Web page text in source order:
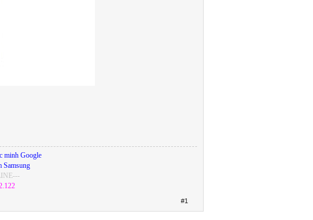
minh Google
Samsung
#1